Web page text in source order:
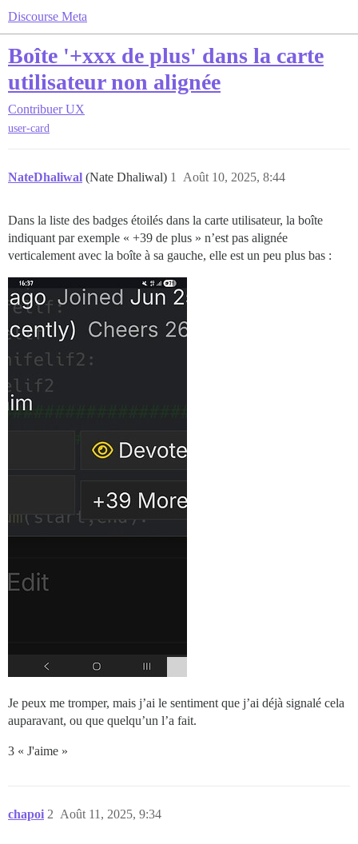
Discourse Meta
Boîte '+xxx de plus' dans la carte
utilisateur non alignée
Contribuer UX
user-card
NateDhaliwal (Nate Dhaliwal) Août 10, 2025, 8:44
1
Dans la liste des badges étoilés dans la carte utilisateur, la boîte
indiquant par exemple « +39 de plus » n’est pas alignée
verticalement avec la boîte à sa gauche, elle est un peu plus bas :
Je peux me tromper, mais j’ai le sentiment que j’ai déjà signalé cela
auparavant, ou que quelqu’un l’a fait.
3 « J'aime »
chapoi Août 11, 2025, 9:34
2